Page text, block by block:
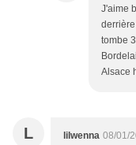
J'aime
tombe
Alsace
L lilwenna 08/01/